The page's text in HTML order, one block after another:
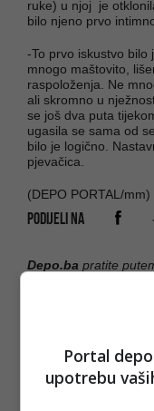
ruke) u njoj je
bilo njeno prvo
-To prvo iskustvo bilo
mnogo maštovito,
raspoloženja. Ne
ali skromno u
se još dva puta
ugasila se sama od
bilo je logično.
pjevačica.
(DEPO PORTAL/mm)
PODIJELI NA
Depo.ba pratite
Portal
upotrebu